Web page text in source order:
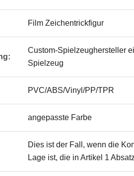
Film Zeichentrickfigur
Custom-Spielzeughersteller
Spielzeug
PVC/ABS/Vinyl/PP/TPR
angepasste Farbe
Dies ist der Fall, wenn die
Lage ist, die in Artikel 1